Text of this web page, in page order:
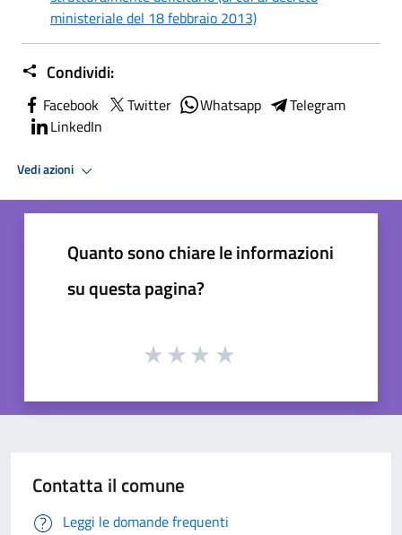
ministeriale del 18 febbraio 2013)
Condividi:
Facebook Twitter Whatsapp
Telegram
LinkedIn
Vedi azioni
Quanto sono chiare le informazioni
su questa pagina?
Contatta il comune
Leggi le domande frequenti